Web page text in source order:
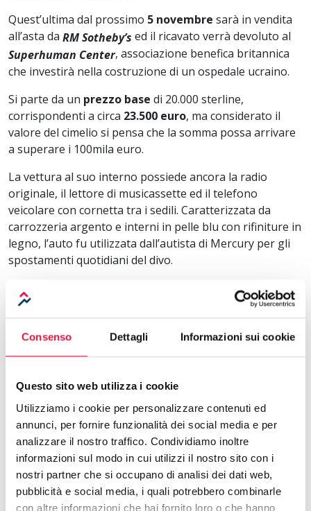
Consenso Dettagli Informazioni sui cookie
Questo sito web utilizza i cookie
Utilizziamo i cookie per personalizzare contenuti ed
annunci, per fornire funzionalità dei social media e per
analizzare il nostro traffico. Condividiamo inoltre
informazioni sul modo in cui utilizzi il nostro sito con i
nostri partner che si occupano di analisi dei dati web,
pubblicità e social media, i quali potrebbero combinarle
con altre informazioni che hai fornito loro o che hanno
Quest’ultima dal prossimo 5 novembre sarà in vendita
all’asta da RM Sotheby’s ed il ricavato verrà devoluto al
Superhuman Center, associazione benefica britannica
che investirà nella costruzione di un ospedale ucraino.
Si parte da un prezzo base di 20.000 sterline,
corrispondenti a circa 23.500 euro, ma considerato il
valore del cimelio si pensa che la somma possa arrivare
a superare i 100mila euro.
La vettura al suo interno possiede ancora la radio
originale, il lettore di musicassette ed il telefono
veicolare con cornetta tra i sedili. Caratterizzata da
carrozzeria argento e interni in pelle blu con rifiniture in
legno, l’auto fu utilizzata dall’autista di Mercury per gli
spostamenti quotidiani del divo.
Alla sua morte, sopraggiunta nel 1991, l’auto è passata
nelle mani della sorella, Kashmira Cooke, e vi è rimasta
sino al 2013, salvo poi essere messa all’incanto.
Acquistata dall’attore e cantante Andriy Danylko a 75.000
sterline, l’auto è oggi nuovamente all’astaper
vittime di guerra, sita nella provincia di
Chi sarà il generoso acquirente che si accaparrerà la
vettura? Quale il nome del fortunato che riuscirà a
mettere nel proprio garage questo pezzo di storia della
musica? Ma soprattutto, a quanto sarà battuta l’asta?
Appuntamento a novembre per scoprirlo!